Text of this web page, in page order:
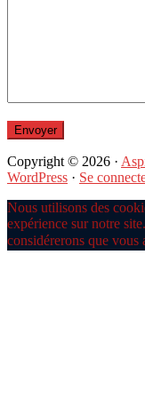
Copyright © 2026 ·
WordPress · Se
Nous utilisons des
expérience sur notre
considérerons que vous